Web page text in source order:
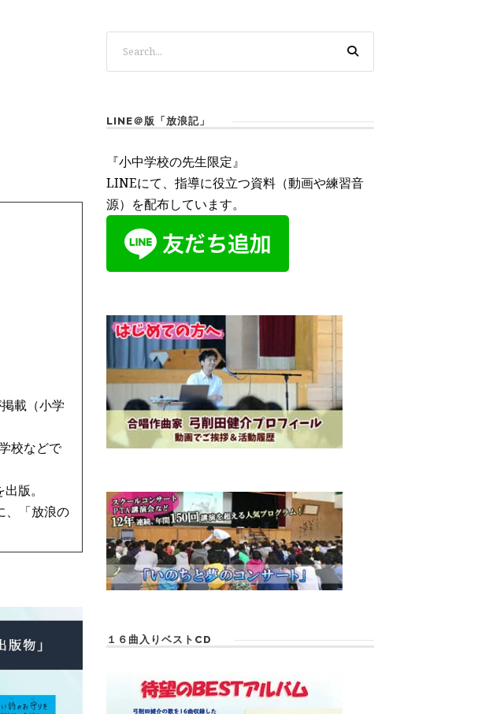
載（小学
校などで
版。
、「放浪の
LINE＠版「放浪記」
『小中学校の先生限定』
LINEにて、指導に役立つ資料（動画や練習音
源）を配布しています。
１６曲入りベストCD